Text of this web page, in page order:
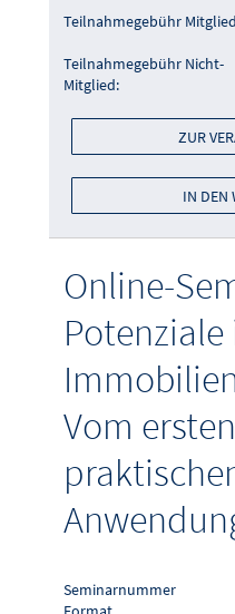
Teilnahmegebühr
Teilnahmegebühr Nicht-
Mitglied:
ZUR
IN DEN
Online-
Vom
Seminarnummer